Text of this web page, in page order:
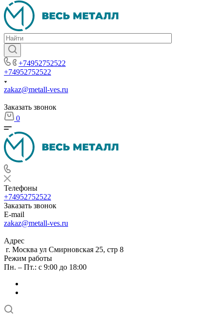
+74952752522
+74952752522
zakaz@metall-ves.ru
Заказать звонок
0
Телефоны
+74952752522
Заказать звонок
E-mail
zakaz@metall-ves.ru
Адрес
г. Москва ул Смирновская 25, стр 8
Режим работы
Пн. – Пт.: с 9:00 до 18:00